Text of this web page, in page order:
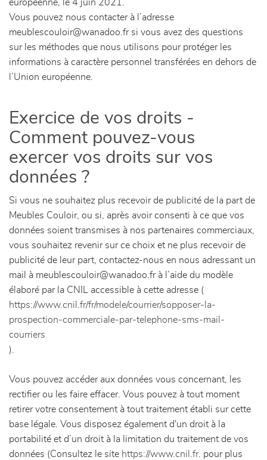
européenne, le 4 juin 2021.
Vous pouvez nous contacter à l’adresse
meublescouloir@wanadoo.fr si vous avez des questions
sur les méthodes que nous utilisons pour protéger les
informations à caractère personnel transférées en dehors de
l’Union européenne.
Exercice de vos droits -
Comment pouvez-vous
exercer vos droits sur vos
données ?
Si vous ne souhaitez plus recevoir de publicité de la part de
Meubles Couloir, ou si, après avoir consenti à ce que vos
données soient transmises à nos partenaires commerciaux,
vous souhaitez revenir sur ce choix et ne plus recevoir de
publicité de leur part, contactez-nous en nous adressant un
mail à meublescouloir@wanadoo.fr à l’aide du modèle
élaboré par la CNIL accessible à cette adresse (
https://www.cnil.fr/fr/modele/courrier/sopposer-la-
prospection-commerciale-par-telephone-sms-mail-
courriers
).
Vous pouvez accéder aux données vous concernant, les
rectifier ou les faire effacer. Vous pouvez à tout moment
retirer votre consentement à tout traitement établi sur cette
base légale. Vous disposez également d'un droit à la
portabilité et d’un droit à la limitation du traitement de vos
données (Consultez le site https://www.cnil.fr. pour plus